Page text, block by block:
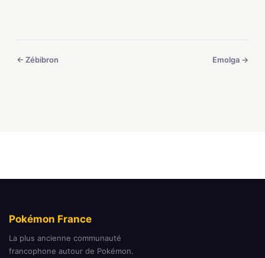
← Zébibron Emolga →
Pokémon France
La plus ancienne communauté
francophone autour de Pokémon.